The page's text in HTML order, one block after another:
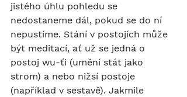
jistého úhlu pohledu se
nedostaneme dál, pokud se do ní
nepustíme. Stání v postojích může
být meditací, ať už se jedná o
postoj wu-ťi (umění stát jako
strom) a nebo nižsí postoje
(například v sestavě). Jakmile